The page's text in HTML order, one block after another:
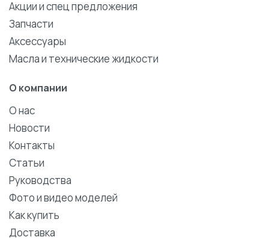
Акции и спец предложения
Запчасти
Аксессуары
Масла и технические жидкости
О компании
О нас
Новости
Контакты
Статьи
Руководства
Фото и видео моделей
Как купить
Доставка